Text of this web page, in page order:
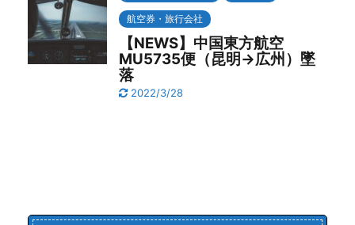
航空券・旅行会社
【NEWS】中国東方航空
MU5735便（昆明→広州）墜
落
2022/3/28